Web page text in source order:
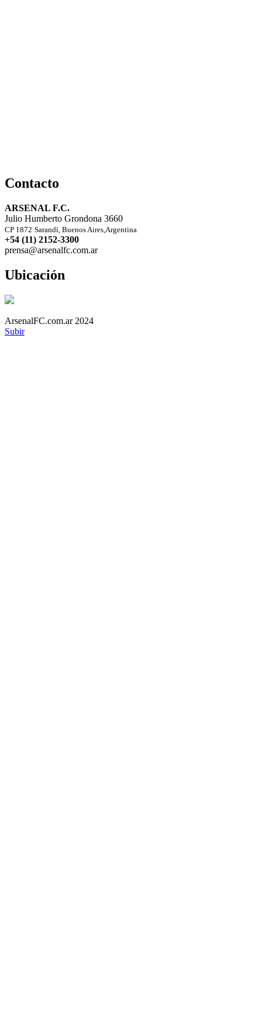
Contacto
ARSENAL F.C.
Julio Humberto Grondona 3660
CP 1872 Sarandí, Buenos Aires,Argentina
+54 (11) 2152-3300
prensa@arsenalfc.com.ar
Ubicación
ArsenalFC.com.ar 2024
Subir